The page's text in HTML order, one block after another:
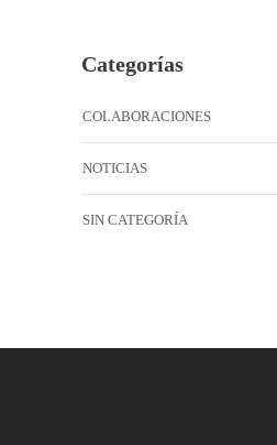
Categorías
COLABORACIONES
NOTICIAS
SIN CATEGORÍA